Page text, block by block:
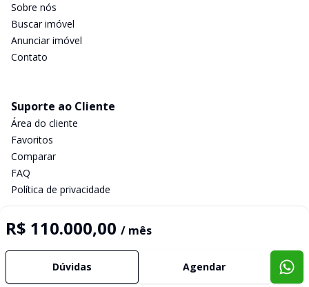
R$ 110.000,00 / mês
Dúvidas Agendar
Sobre nós
Buscar imóvel
Anunciar imóvel
Contato
Suporte ao Cliente
Área do cliente
Favoritos
Comparar
FAQ
Política de privacidade
Selo de Tecnologia Loft